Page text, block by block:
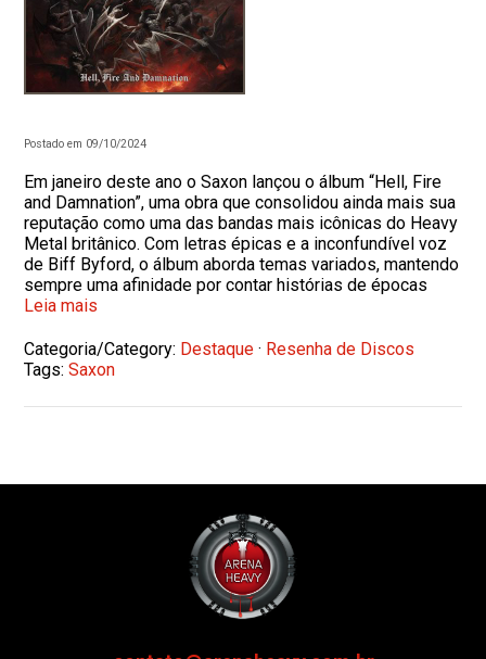
Postado em 09/10/2024
Em janeiro deste ano o Saxon lançou o álbum “Hell, Fire
and Damnation”, uma obra que consolidou ainda mais sua
reputação como uma das bandas mais icônicas do Heavy
Metal britânico. Com letras épicas e a inconfundível voz
de Biff Byford, o álbum aborda temas variados, mantendo
sempre uma afinidade por contar histórias de épocas
Leia mais
Categoria/Category: Destaque · Resenha de Discos
Tags:Saxon